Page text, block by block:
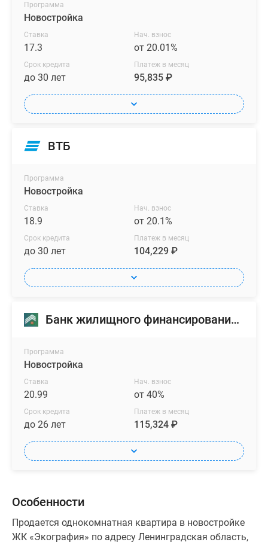
Программа
Новостройка
Ставка
17.3
Нач. взнос
от 20.01%
Срок кредита
до 30 лет
Платеж в месяц
95,835 ₽
ВТБ
Программа
Новостройка
Ставка
18.9
Нач. взнос
от 20.1%
Срок кредита
до 30 лет
Платеж в месяц
104,229 ₽
Банк жилищного финансирования (БЖФ)
Программа
Новостройка
Ставка
20.99
Нач. взнос
от 40%
Срок кредита
до 26 лет
Платеж в месяц
115,324 ₽
Особенности
Продается однокомнатная квартира в новостройке
ЖК «Экография» по адресу Ленинградская область,